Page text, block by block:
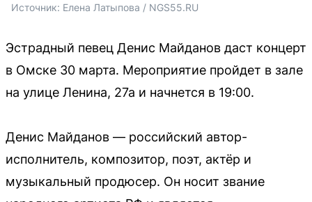
Источник: Елена Латыпова / NGS55.RU
Эстрадный певец Денис Майданов даст концерт
в Омске 30 марта. Мероприятие пройдет в зале
на улице Ленина, 27а и начнется в 19:00.
Денис Майданов — российский автор-
исполнитель, композитор, поэт, актёр и
музыкальный продюсер. Он носит звание